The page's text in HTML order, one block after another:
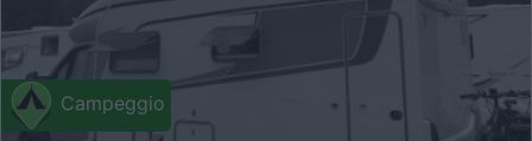
Campeggio